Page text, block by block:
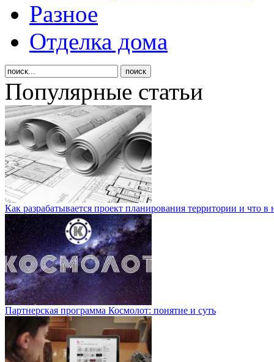
Разное
Отделка дома
Популярные статьи
Как разрабатывается проект планирования территории и что в
Партнерская программа Космолот: понятие и суть